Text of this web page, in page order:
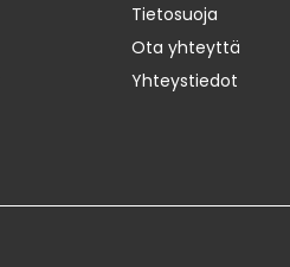
Tietosuoja
Ota yhteyttä
Yhteystiedot